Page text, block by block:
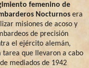
femenino de
Nocturnosera
misiones de acoso y
de precisión
el ejército alemán,
tarea que llevaron a cabo
mediados de 1942